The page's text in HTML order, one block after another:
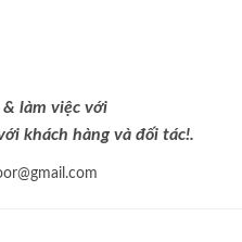
làm việc với
khách hàng và đối tác!.